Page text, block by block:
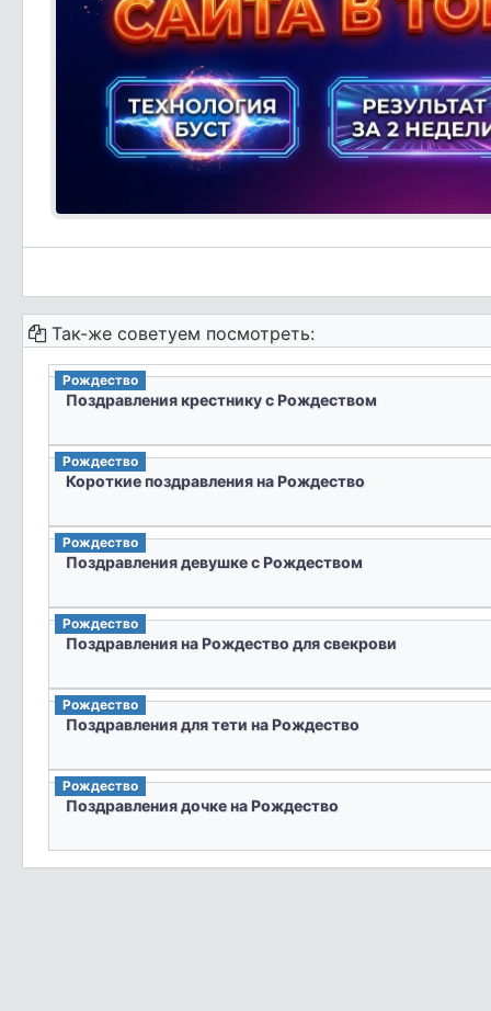
Так-же советуем посмотреть:
Рождество
Поздравления крестнику с Рождеством
Рождество
Короткие поздравления на Рождество
Рождество
Поздравления девушке с Рождеством
Рождество
Поздравления на Рождество для свекрови
Рождество
Поздравления для тети на Рождество
Рождество
Поздравления дочке на Рождество